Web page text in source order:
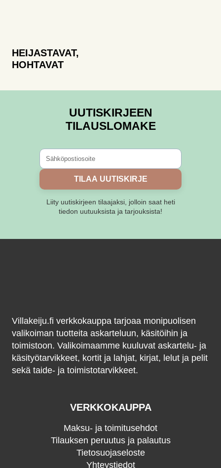
HEIJASTAVAT,
HOHTAVAT
UUTISKIRJEEN
TILAUSLOMAKE
TILAA UUTISKIRJE
Liity uutiskirjeen tilaajaksi, jolloin saat heti
tiedon uutuuksista ja tarjouksista!
Villakeiju.fi verkkokauppa tarjoaa monipuolisen
valikoiman tuotteita askarteluun, käsitöihin ja
toimistoon. Valikoimaamme kuuluvat askartelu- ja
käsityötarvikkeet, kortit ja lahjat, kirjat, lelut ja pelit
sekä taide- ja toimistotarvikkeet.
VERKKOKAUPPA
Maksu- ja toimitusehdot
Tilauksen peruutus ja palautus
Tietosuojaseloste
Yhteystiedot